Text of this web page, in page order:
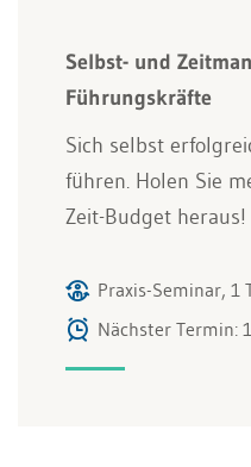
Selbst- und
Führungskräfte
Sich selbst
führen. Holen Sie
Zeit-Budget
Praxis-Seminar, 1
Nächster Termin: